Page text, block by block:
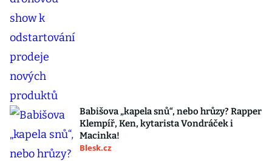
Babišova „kapela snů“, nebo hrůzy? Rapper
Klempíř, Ken, kytarista Vondráček i
Macinka!
Blesk.cz